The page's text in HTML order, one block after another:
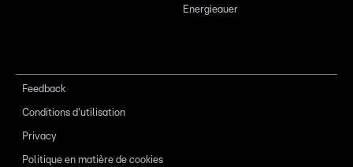
Energieauer
Feedback
Conditions d'utilisation
Privacy
Politique en matière de cookies